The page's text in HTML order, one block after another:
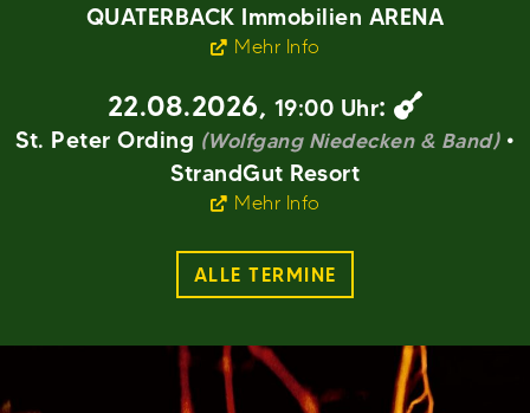
QUATERBACK Immobilien ARENA
Mehr Info
22.08.2026, 19:00 Uhr:
St. Peter Ording (Wolfgang Niedecken & Band)•
StrandGut Resort
Mehr Info
ALLE TERMINE